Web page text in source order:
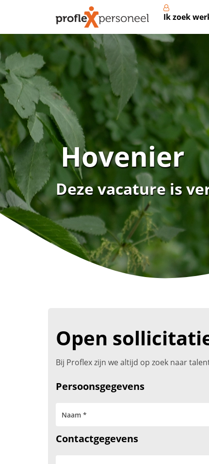
Ik zoek
Hovenier
Deze vacature is
Open
Bij Proflex zijn we altijd op zoek naar
Persoonsgegevens
Contactgegevens